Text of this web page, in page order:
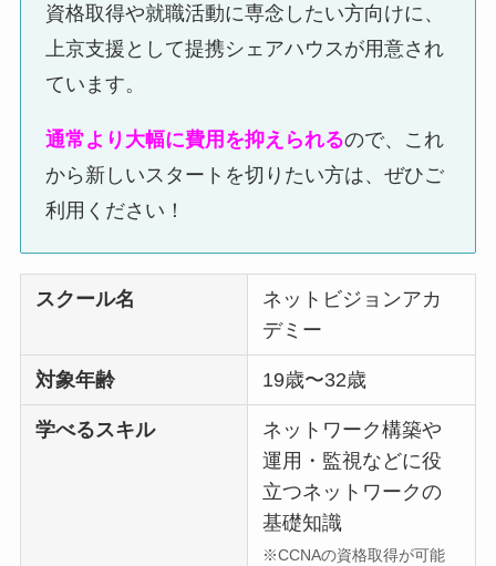
資格取得や就職活動に専念したい方向けに、
上京支援として提携シェアハウスが用意され
ています。
通常より大幅に費用を抑えられるので、これ
から新しいスタートを切りたい方は、ぜひご
利用ください！
スクール名
ネットビジョンアカ
デミー
対象年齢 19歳〜32歳
学べるスキル
ネットワーク構築や
運用・監視などに役
立つネットワークの
基礎知識
※CCNAの資格取得が可能